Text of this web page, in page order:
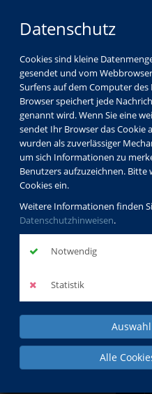
Datenschutz
Cookies sind kleine
gesendet und vom
Surfens auf dem Computer
Browser speichert jede
genannt wird. Wenn Sie eine
sendet Ihr Browser das Cookie
wurden als zuverlässiger
um sich Informationen zu
Benutzers aufzuzeichnen. Bitte
Cookies ein.
Weitere Informationen finden
Datenschutzhinweisen.
Notwendig
Statistik
Alle
am 06.
2024